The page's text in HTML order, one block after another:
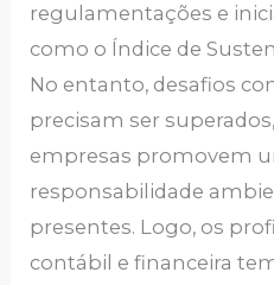
regulamentações e
como o Índice de
No entanto, desafios
precisam ser
empresas promovem
responsabilidade
presentes. Logo, os
contábil e financeira